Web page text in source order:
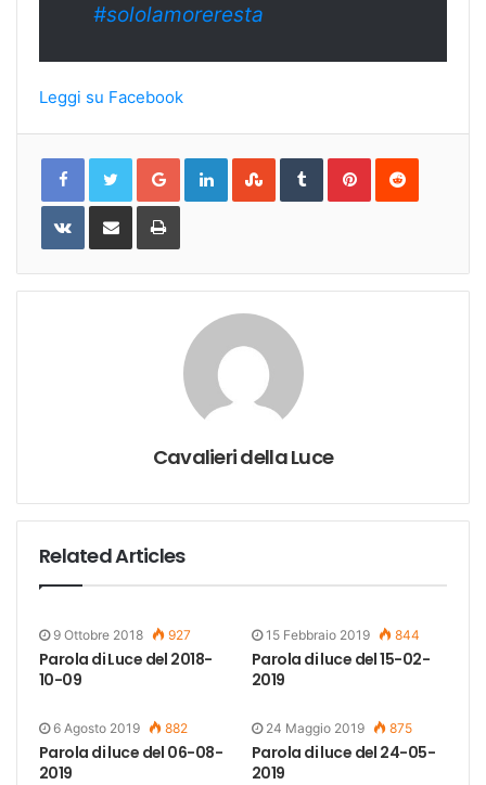
#sololamoreresta
Leggi su Facebook
Google+LinkedInStumbleUpon
TumblrPinterestReddit
VKontakteShare
Email
Print
Cavalieri della Luce
Related Articles
9 Ottobre 2018 927
Parola di Luce del 2018-
10-09
15 Febbraio 2019 844
Parola di luce del 15-02-
2019
6 Agosto 2019 882
Parola di luce del 06-08-
2019
24 Maggio 2019 875
Parola di luce del 24-05-
2019